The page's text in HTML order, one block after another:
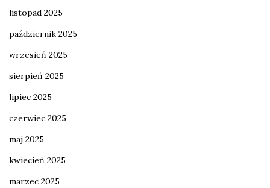
listopad 2025
październik 2025
wrzesień 2025
sierpień 2025
lipiec 2025
czerwiec 2025
maj 2025
kwiecień 2025
marzec 2025